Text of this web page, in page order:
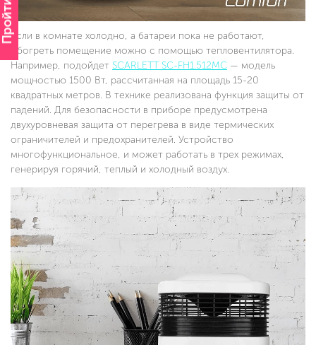
Если в комнате холодно, а батареи пока не работают,
обогреть помещение можно с помощью тепловентилятора.
Например, подойдет SCARLETT SC-FH1.512MC — модель
мощностью 1500 Вт, рассчитанная на площадь 15-20
квадратных метров. В технике реализована функция защиты от
падений. Для безопасности в приборе предусмотрена
двухуровневая защита от перегрева в виде термических
ограничителей и предохранителей. Устройство
многофункциональное, и может работать в трех режимах,
генерируя горячий, теплый и холодный воздух.